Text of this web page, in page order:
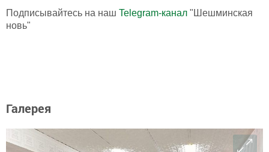
Подписывайтесь на наш Telegram-канал "Шешминская
новь"
Галерея